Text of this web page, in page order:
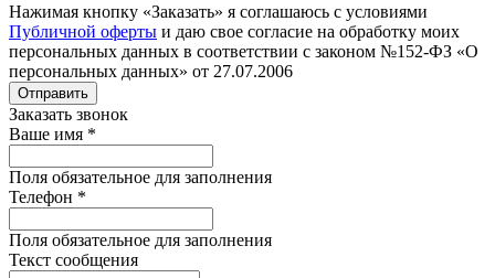
Нажимая кнопку «Заказать» я соглашаюсь с условиями
Публичной оферты и даю свое согласие на обработку моих
персональных данных в соответствии с законом №152-ФЗ «О
персональных данных» от 27.07.2006
Отправить
Заказать звонок
Ваше имя *
Поля обязательное для заполнения
Телефон *
Поля обязательное для заполнения
Текст сообщения